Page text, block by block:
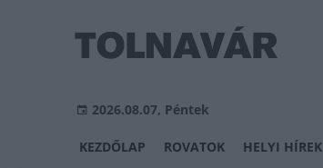
2026.08.07, Péntek
KEZDŐLAP ROVATOK HELYI HÍREK